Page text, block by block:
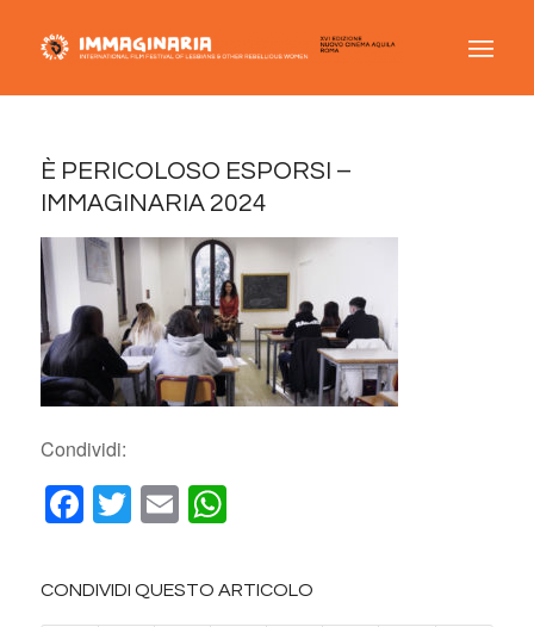
È PERICOLOSO ESPORSI –
IMMAGINARIA 2024
Condividi:
Facebook
Twitter
EmailWhatsApp
CONDIVIDI QUESTO ARTICOLO